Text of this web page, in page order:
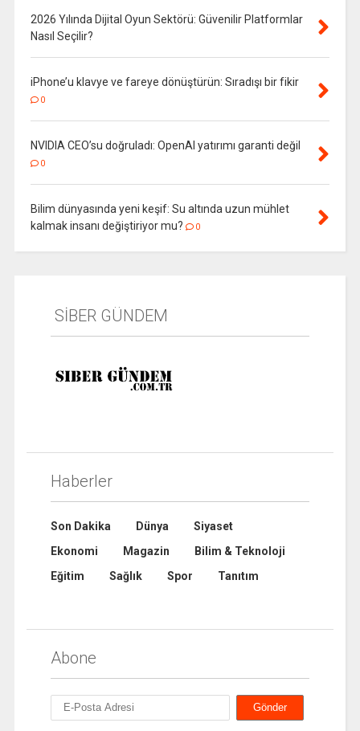
2026 Yılında Dijital Oyun Sektörü: Güvenilir Platformlar
Nasıl Seçilir?
iPhone’u klavye ve fareye dönüştürün: Sıradışı bir fikir
0
NVIDIA CEO’su doğruladı: OpenAI yatırımı garanti değil
0
Bilim dünyasında yeni keşif: Su altında uzun mühlet
kalmak insanı değiştiriyor mu?
0
SİBER GÜNDEM
Haberler
Son Dakika Dünya
Siyaset
Ekonomi
Magazin
Bilim & Teknoloji
Eğitim
Sağlık Spor Tanıtım
Abone